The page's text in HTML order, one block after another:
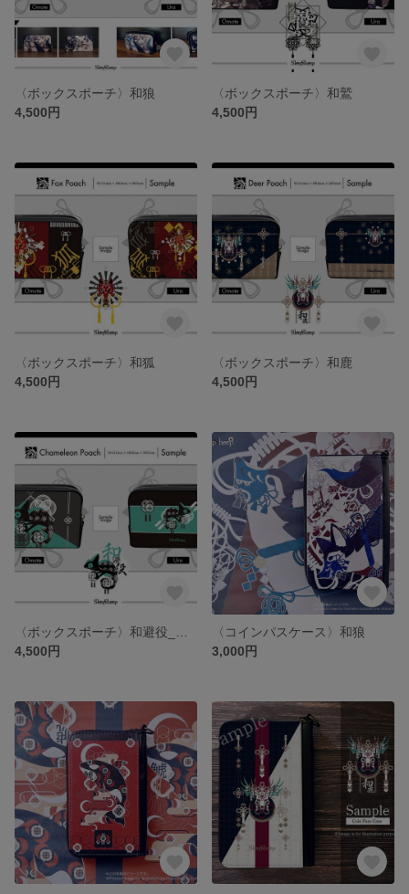
〈ボックスポーチ〉和狼
4,500円
〈ボックスポーチ〉和鷲
4,500円
〈ボックスポーチ〉和狐
4,500円
〈ボックスポーチ〉和鹿
4,500円
4,500円
〈コインパスケース〉和狼
3,000円